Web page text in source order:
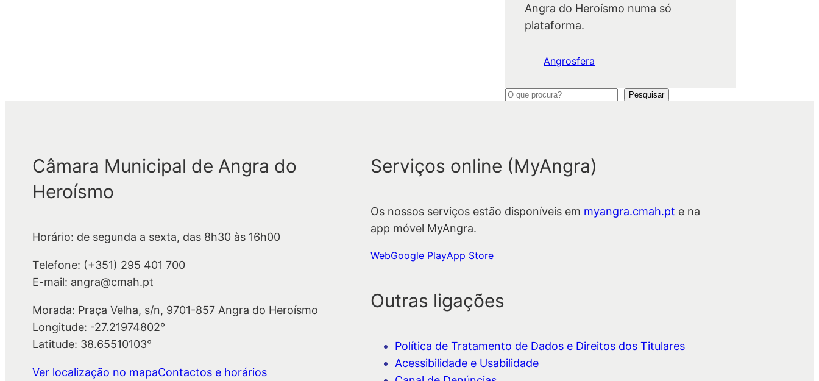
Angra do Heroísmo numa só
plataforma.
Angrosfera
P
u
a
Pesquisar
Câmara Municipal de Angra do
Heroísmo
Horário: de segunda a sexta, das 8h30 às 16h00
Telefone: (+351) 295 401 700
E-mail: angra@cmah.pt
Morada: Praça Velha, s/n, 9701-857 Angra do Heroísmo
Longitude: -27.21974802°
Latitude: 38.65510103°
Ver localização no mapaContactos e horários
Serviços online (MyAngra)
Os nossos serviços estão disponíveis em myangra.cmah.pt e na
app móvel MyAngra.
WebGoogle PlayApp Store
Outras ligações
Política de Tratamento de Dados e Direitos dos Titulares
Acessibilidade e Usabilidade